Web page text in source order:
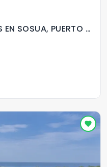
EN VENTA APARTAMENTOS EN SOSUA, PUERTO PLATA , R.D